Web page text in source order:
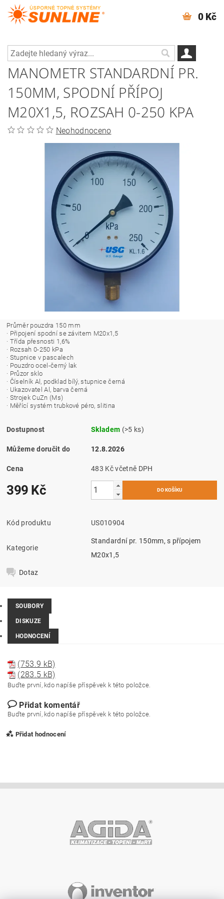
0 Kč
MANOMETR STANDARDNÍ PR.
150MM, SPODNÍ PŘÍPOJ
M20X1,5, ROZSAH 0-250 KPA
Neohodnoceno
Průměr pouzdra 150 mm
· Připojení spodní se závitem M20x1,5
· Třída přesnosti 1,6%
· Rozsah 0-250 kPa
· Stupnice v pascalech
· Pouzdro ocel-černý lak
· Průzor sklo
· Číselník Al, podklad bílý, stupnice černá
· Ukazovatel Al, barva černá
· Strojek CuZn (Ms)
· Měřící systém trubkové péro, slitina
Dostupnost Skladem (>5 ks)
Můžeme doručit do 12.8.2026
Cena 483 Kč včetně DPH
399 Kč
Kód produktu US010904
Kategorie
Standardní pr. 150mm, s přípojem
M20x1,5
Dotaz
SOUBORY
DISKUZE
HODNOCENÍ
(753.9 kB)
(283.5 kB)
Buďte první, kdo napíše příspěvek k této položce.
Přidat komentář
Buďte první, kdo napíše příspěvek k této položce.
Přidat hodnocení
Vložením hodnocení souhlasíte spodmínkami ochrany